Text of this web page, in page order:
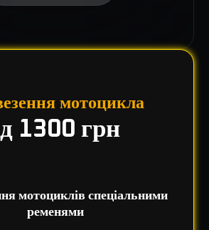
мотоцикла
1300 грн
мотоциклів спеціальними
ременями